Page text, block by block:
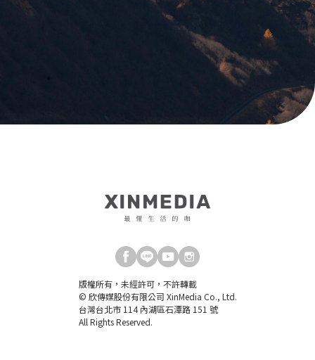
版權所有，未經許可，不許轉載
© 欣傳媒股份有限公司 XinMedia Co., Ltd.
台灣台北市 114 內湖區石潭路 151 號
All Rights Reserved.